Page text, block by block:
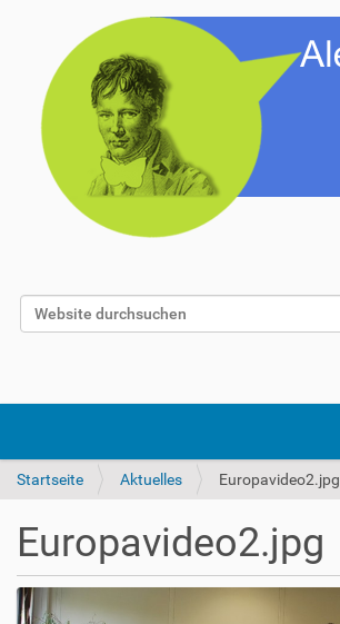
Website durchsuchen
Startseite Aktuelles Europavideo2.jpg
Europavideo2.jpg